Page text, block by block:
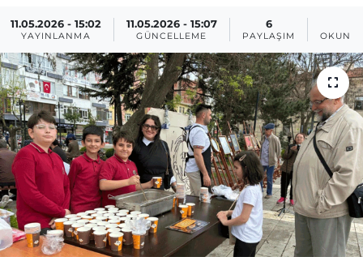
11.05.2026 - 15:02
YAYINLANMA
11.05.2026 - 15:07
GÜNCELLEME
6
PAYLAŞIM
GENEL
GÜNCEL
RESMİ İLAN